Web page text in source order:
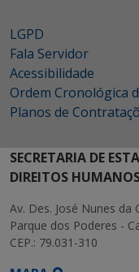
LGPD
Fala Servidor
Acessibilidade
Ordem Cronológica
Planos de
SECRETARIA DE
DIREITOS
Av. Des. José Nunes da
Parque dos Poderes -
CEP.: 79.031-310